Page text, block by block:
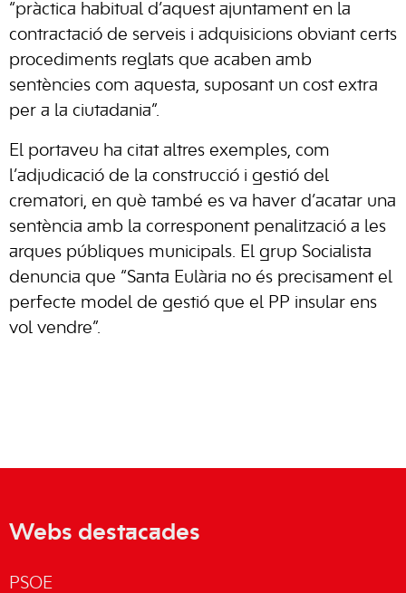
“pràctica habitual d’aquest ajuntament en la
contractació de serveis i adquisicions obviant certs
procediments reglats que acaben amb
sentències com aquesta, suposant un cost extra
per a la ciutadania”.
El portaveu ha citat altres exemples, com
l’adjudicació de la construcció i gestió del
crematori, en què també es va haver d’acatar una
sentència amb la corresponent penalització a les
arques públiques municipals. El grup Socialista
denuncia que “Santa Eulària no és precisament el
perfecte model de gestió que el PP insular ens
vol vendre”.
Webs destacades
PSOE